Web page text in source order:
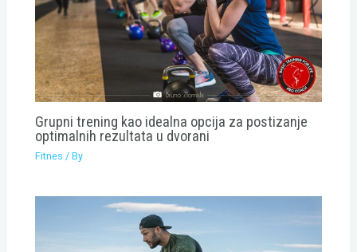
Grupni trening kao idealna opcija za postizanje
optimalnih rezultata u dvorani
Fitnes / By